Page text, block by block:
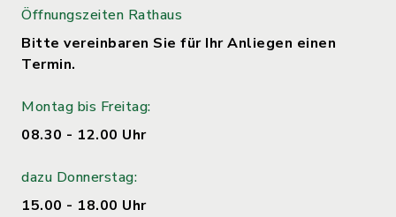
Öffnungszeiten Rathaus
Bitte vereinbaren Sie für Ihr Anliegen einen
Termin.
Montag bis Freitag:
08.30 - 12.00 Uhr
dazu Donnerstag:
15.00 - 18.00 Uhr